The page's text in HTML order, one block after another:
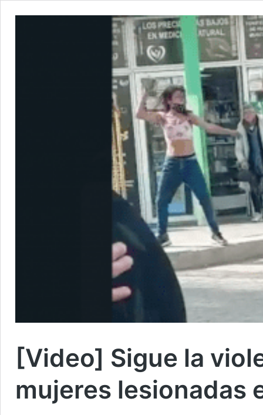
[Video] Sigue la
mujeres lesionadas